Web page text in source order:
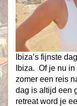
Ibiza’s fijnste
Ibiza. Of je nu
zomer een reis
dag is altijd een
retreat word je